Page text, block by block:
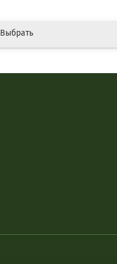
Выбрать